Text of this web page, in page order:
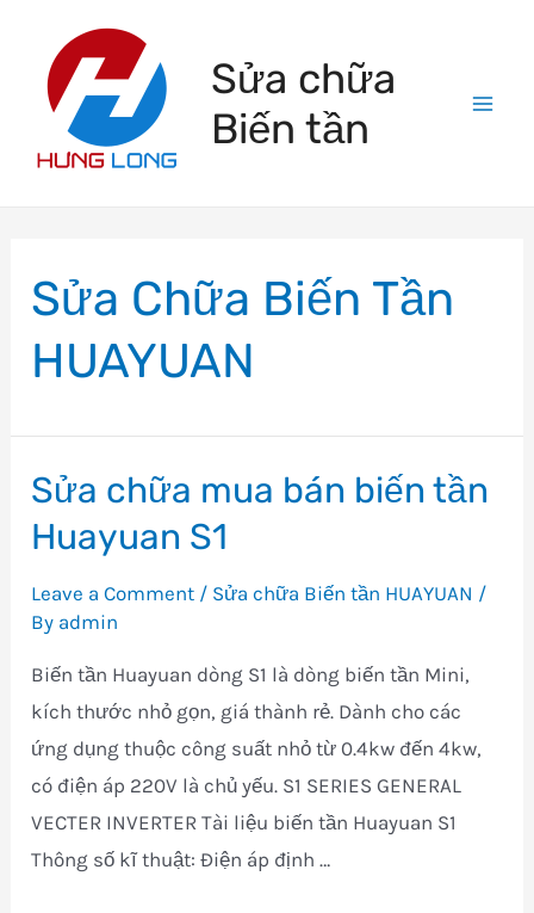
content
Sửa chữa
Biến tần
Sửa Chữa Biến Tần
HUAYUAN
Sửa chữa mua bán biến tần
Huayuan S1
Leave a Comment / Sửa chữa Biến tần HUAYUAN /
By admin
Biến tần Huayuan dòng S1 là dòng biến tần Mini,
kích thước nhỏ gọn, giá thành rẻ. Dành cho các
ứng dụng thuộc công suất nhỏ từ 0.4kw đến 4kw,
có điện áp 220V là chủ yếu. S1 SERIES GENERAL
VECTER INVERTER Tài liệu biến tần Huayuan S1
Thông số kĩ thuật: Điện áp định …